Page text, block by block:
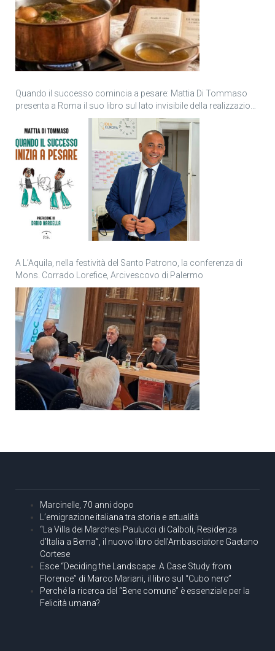
Quando il successo comincia a pesare: Mattia Di Tommaso
presenta a Roma il suo libro sul lato invisibile della realizzazione
A L’Aquila, nella festività del Santo Patrono, la conferenza di
Mons. Corrado Lorefice, Arcivescovo di Palermo
Marcinelle, 70 anni dopo
L’emigrazione italiana tra storia e attualità
“La Villa dei Marchesi Paulucci di Calboli, Residenza
d’Italia a Berna”, il nuovo libro dell’Ambasciatore Gaetano
Cortese
Esce “Deciding the Landscape. A Case Study from
Florence” di Marco Mariani, il libro sul “Cubo nero”
Perché la ricerca del “Bene comune” è essenziale per la
Felicità umana?